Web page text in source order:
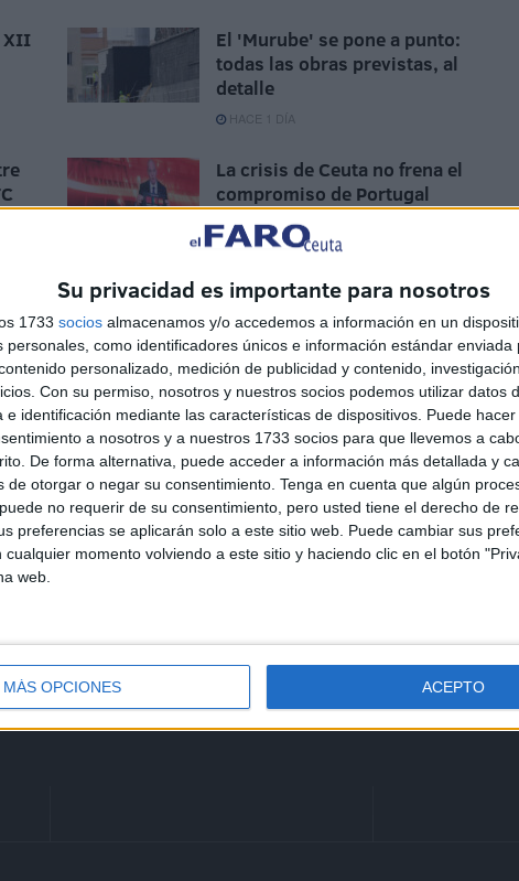
Su privacidad es importante para nosotros
1733 socios almacenamos y/o accedemos a información en un
personales, como identificadores únicos e información estándar enviada
personalizado, medición de publicidad y contenido,
Con su permiso, nosotros y nuestros socios podemos utilizar datos
e identificación mediante las características de dispositivos. Puede
a nosotros y a nuestros 1733 socios para que llevemos a
De forma alternativa, puede acceder a información más detallada y
de otorgar o negar su consentimiento. Tenga en cuenta que algún
no requerir de su consentimiento, pero usted tiene el derecho de
preferencias se aplicarán solo a este sitio web. Puede cambiar sus
cualquier momento volviendo a este sitio y haciendo clic en el botón
web.
MÁS OPCIONES ACEPTO
XII
El 'Murube' se pone a punto:
todas las obras previstas, al
detalle
HACE 1 DÍA
La crisis de Ceuta no frena el
compromiso de Portugal
con el Mundial 2030 junto a
España y Marruecos
Horario y dónde ver el XII
Trofeo de Feria: un Ceuta-
Málaga para terminar la
pretemporada
nada ya nos queda los tres puntos pero habrá que sudarlos